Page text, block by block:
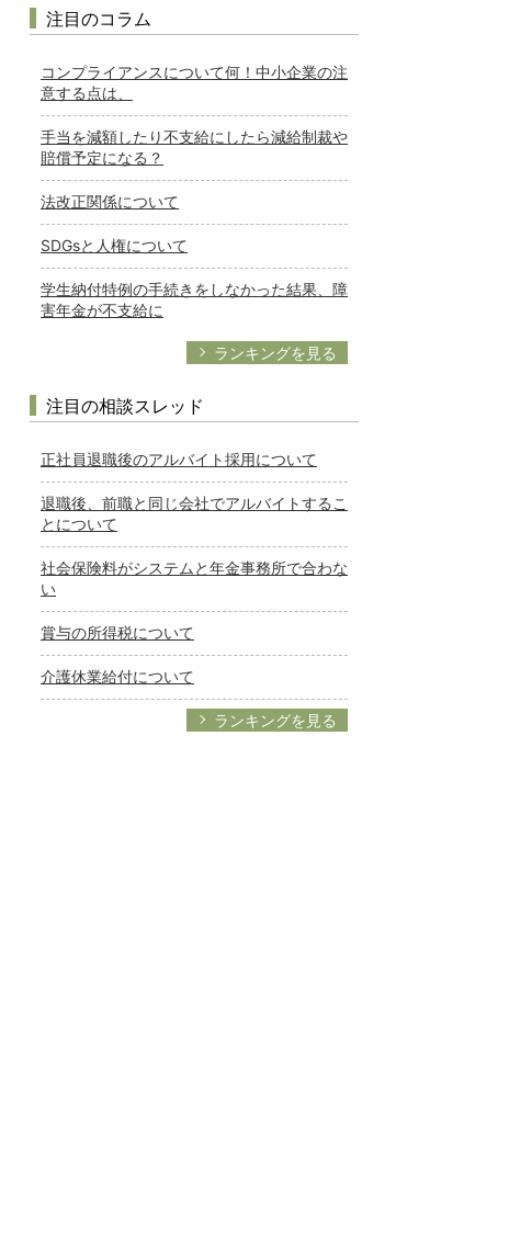
注目のコラム
コンプライアンスについて何！中小企業の注
意する点は、
手当を減額したり不支給にしたら減給制裁や
賠償予定になる？
法改正関係について
SDGsと人権について
学生納付特例の手続きをしなかった結果、障
害年金が不支給に
ランキングを見る
注目の相談スレッド
正社員退職後のアルバイト採用について
退職後、前職と同じ会社でアルバイトするこ
とについて
社会保険料がシステムと年金事務所で合わな
い
賞与の所得税について
介護休業給付について
ランキングを見る